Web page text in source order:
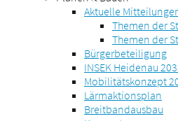
Aktuelle
Themen der
Themen der
Bürgerbeteiligung
INSEK Heidenau
Mobilitätskonzept
Lärmaktionsplan
Breitbandausbau